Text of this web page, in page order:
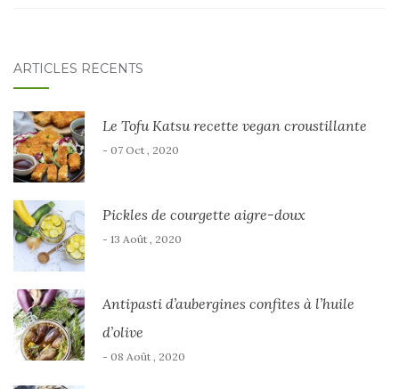
ARTICLES RÉCENTS
Le Tofu Katsu recette vegan croustillante
- 07 Oct , 2020
Pickles de courgette aigre-doux
- 13 Août , 2020
Antipasti d’aubergines confites à l’huile
d’olive
- 08 Août , 2020